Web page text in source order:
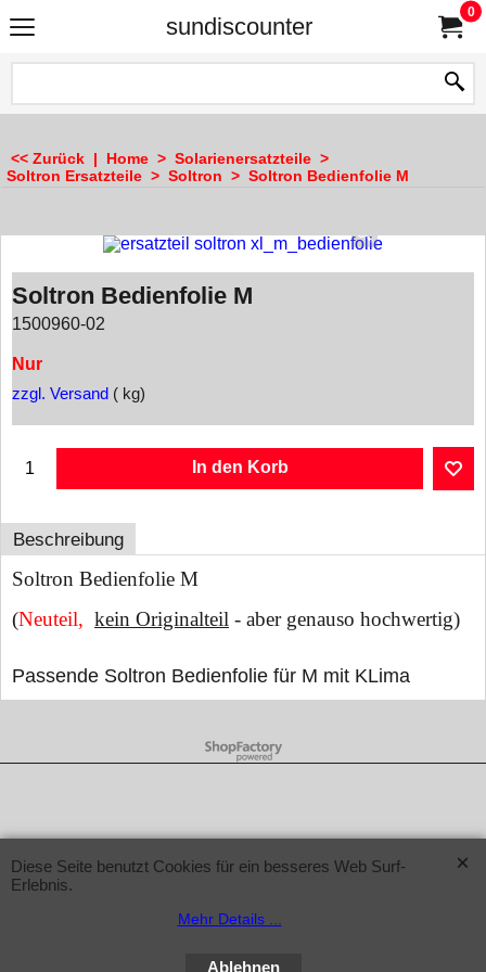
sundiscounter
0
<< Zurück | Home > Solarienersatzteile >
Soltron Ersatzteile > Soltron > Soltron Bedienfolie M
Soltron Bedienfolie M
1500960-02
Nur
zzgl. Versand kg
In den Korb
Beschreibung
Soltron Bedienfolie M
(Neuteil, kein Originalteil - aber genauso hochwertig)
Passende Soltron Bedienfolie für M mit KLima
WebShop erstellt mit ShopFactory Shop Software.
Diese Seite benutzt Cookies für ein besseres Web Surf-
Erlebnis.
Mehr Details ...
Ablehnen